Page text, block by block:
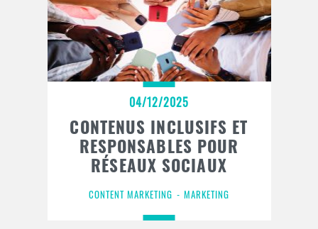
04/12/2025
CONTENUS INCLUSIFS ET
RESPONSABLES POUR
RÉSEAUX SOCIAUX
CONTENT MARKETING MARKETING